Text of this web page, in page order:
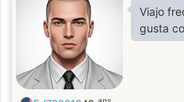
an
and go
Viajo
gusta